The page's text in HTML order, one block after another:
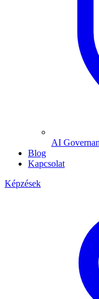
AI
Blog
Kapcsolat
Képzések